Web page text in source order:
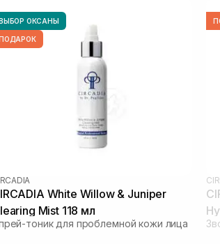
ОКСАНЫ
White Willow & Juniper
Mist 118 мл
тоник для проблемной кожи лица